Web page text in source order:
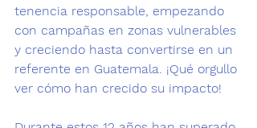
tenencia responsable, empezando
con campañas en zonas vulnerables
y creciendo hasta convertirse en un
referente en Guatemala. ¡Qué orgullo
ver cómo han crecido su impacto!